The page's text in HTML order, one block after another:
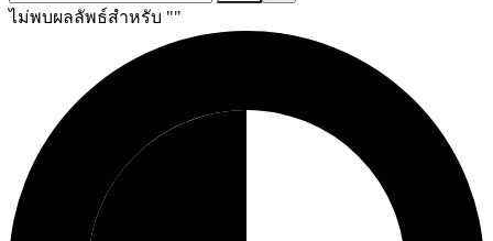
ไม่พบผลลัพธ์สำหรับ ""